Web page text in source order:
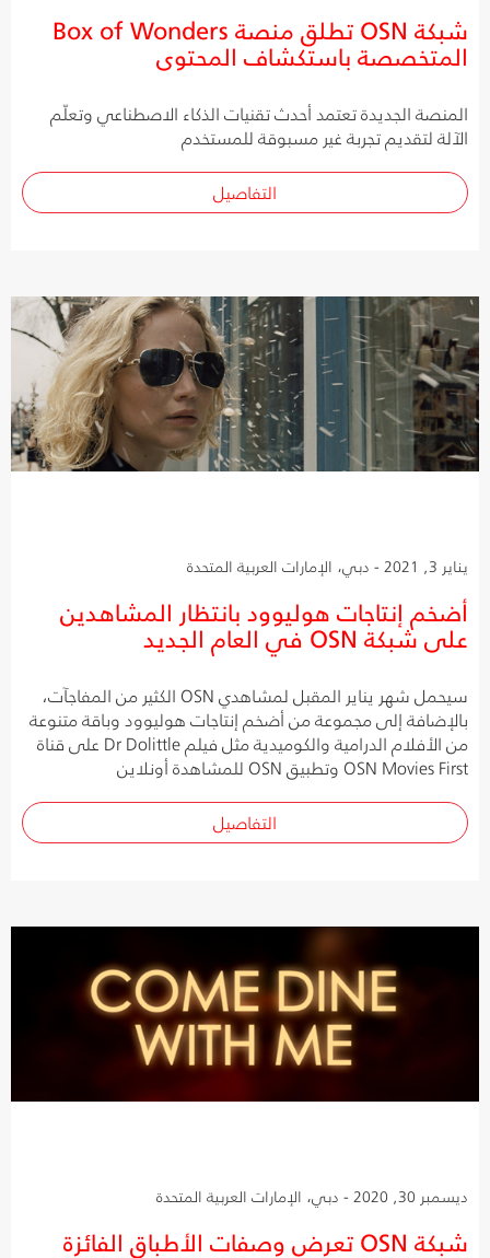
شبكة OSN تطلق منصة Box of Wonders
المتخصصة باستكشاف المحتوى
المنصة الجديدة تعتمد أحدث تقنيات الذكاء الاصطناعي وتعلّم
الآلة لتقديم تجربة غير مسبوقة للمستخدم
التفاصيل
يناير 3, 2021 - دبي، الإمارات العربية المتحدة
أضخم إنتاجات هوليوود بانتظار المشاهدين
على شبكة OSN في العام الجديد
سيحمل شهر يناير المقبل لمشاهدي OSN الكثير من المفاجآت،
بالإضافة إلى مجموعة من أضخم إنتاجات هوليوود وباقة متنوعة
من الأفلام الدرامية والكوميدية مثل فيلم Dr Dolittle على قناة
OSN Movies First وتطبيق OSN للمشاهدة أونلاين
التفاصيل
ديسمبر 30, 2020 - دبي، الإمارات العربية المتحدة
شبكة OSN تعرض وصفات الأطباق الفائزة